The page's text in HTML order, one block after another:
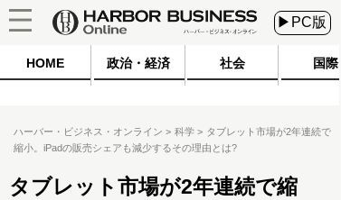
▶PC版
HOME 政治・経済 社会 国際
ハーバー・ビジネス・オンライン 科学
タブレット市場が2年連続で
縮小。iPadの販売シェアも減少するその理由とは?
タブレット市場が2年連続で縮